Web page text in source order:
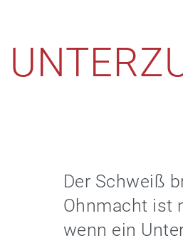
Der Schweiß
Ohnmacht ist
wenn ein